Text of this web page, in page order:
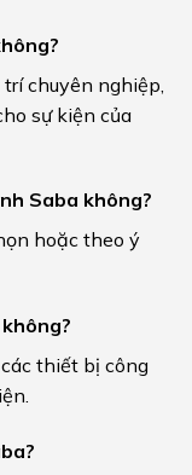
chuyên nghiệp,
sự kiện của
Saba không?
hoặc theo ý
thiết bị công